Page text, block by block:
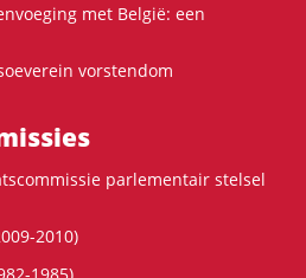
met België: een
vorstendom
parlementair stelsel
2010)